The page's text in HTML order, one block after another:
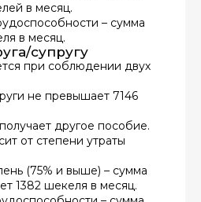
в месяц.
– сумма
в месяц.
супругу
при соблюдении двух
не превышает 7146
другое пособие.
от степени утраты
(75% и выше) – сумма
1382 шекеля в месяц.